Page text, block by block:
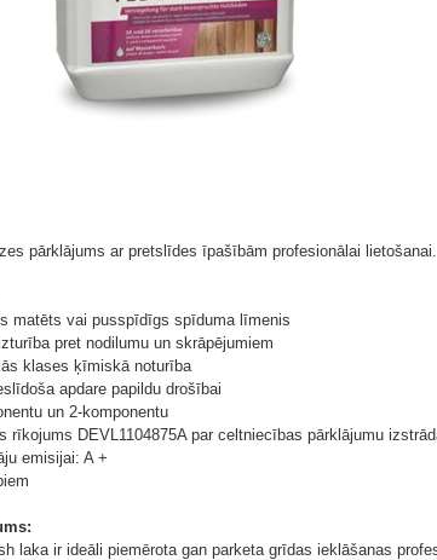
pārklājums ar pretslīdes īpašībām profesionālai lietošanai.
matēts vai pusspīdīgs spīduma līmenis
pret nodilumu un skrāpējumiem
klases ķīmiskā noturība
apdare papildu drošībai
un 2-komponentu
rīkojums DEVL1104875A par celtniecības pārklājumu
emisijai: A +
laka ir ideāli piemērota gan parketa grīdas ieklāšanas